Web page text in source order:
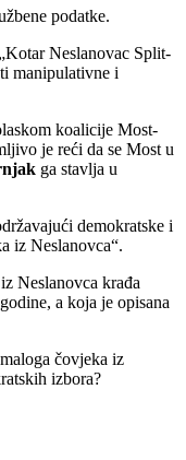
podatke.
Neslanovac Split-
manipulativne i
koalicije Most-
je reći da se Most u
ga stavlja u
demokratske i
iz Neslanovca“.
Neslanovca krađa
a koja je opisana
čovjeka iz
izbora?